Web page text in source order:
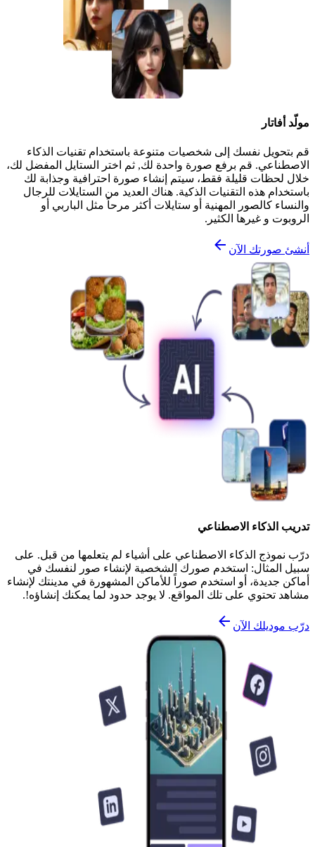
مولّد أفاتار
قم بتحويل نفسك إلى شخصيات متنوعة باستخدام تقنيات الذكاء
الاصطناعي. قم برفع صورة واحدة لك, ثم اختر الستايل المفضل لك،
خلال لحظات قليلة فقط، سيتم إنشاء صورة احترافية وجذابة لك
باستخدام هذه التقنيات الذكية. هناك العديد من الستايلات للرجال
والنساء كالصور المهنية أو ستايلات أكثر مرحاً مثل الباربي أو
الروبوت و غيرها الكثير.
أنشئ صورتك الآن
تدريب الذكاء الاصطناعي
درّب نموذج الذكاء الاصطناعي على أشياء لم يتعلمها من قبل. على
سبيل المثال: استخدم صورك الشخصية لإنشاء صور لنفسك في
أماكن جديدة، أو استخدم صوراً للأماكن المشهورة في مدينتك لإنشاء
مشاهد تحتوي على تلك المواقع. لا يوجد حدود لما يمكنك إنشاؤه!.
درّب موديلك الآن